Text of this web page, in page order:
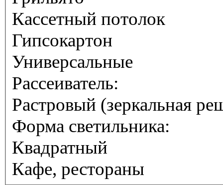
Кассетный потолок
Гипсокартон
Универсальные
Рассеиватель:
Растровый (зеркальная
Форма светильника:
Квадратный
Кафе, рестораны